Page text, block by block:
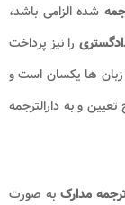
شده الزامی باشد،
را نیز پرداخت
ها یکسان است و
و به دارالترجمه
مدارکبه صورت